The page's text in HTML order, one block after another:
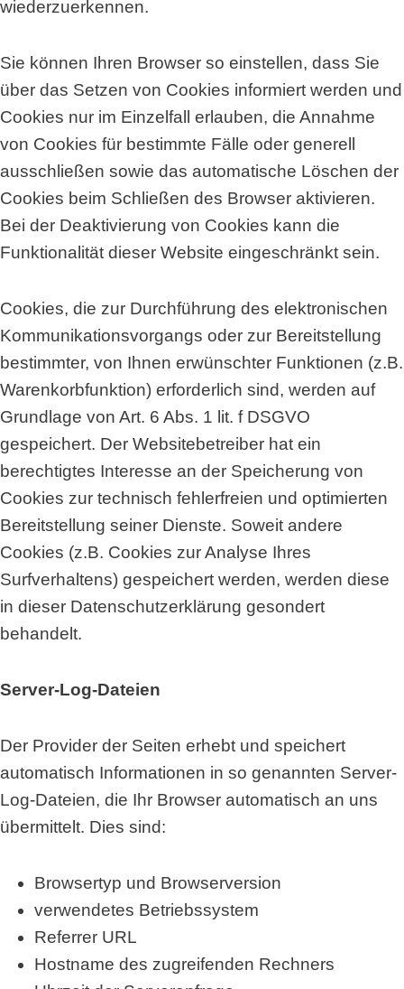
wiederzuerkennen.
Sie können Ihren Browser so einstellen, dass Sie
über das Setzen von Cookies informiert werden und
Cookies nur im Einzelfall erlauben, die Annahme
von Cookies für bestimmte Fälle oder generell
ausschließen sowie das automatische Löschen der
Cookies beim Schließen des Browser aktivieren.
Bei der Deaktivierung von Cookies kann die
Funktionalität dieser Website eingeschränkt sein.
Cookies, die zur Durchführung des elektronischen
Kommunikationsvorgangs oder zur Bereitstellung
bestimmter, von Ihnen erwünschter Funktionen (z.B.
Warenkorbfunktion) erforderlich sind, werden auf
Grundlage von Art. 6 Abs. 1 lit. f DSGVO
gespeichert. Der Websitebetreiber hat ein
berechtigtes Interesse an der Speicherung von
Cookies zur technisch fehlerfreien und optimierten
Bereitstellung seiner Dienste. Soweit andere
Cookies (z.B. Cookies zur Analyse Ihres
Surfverhaltens) gespeichert werden, werden diese
in dieser Datenschutzerklärung gesondert
behandelt.
Server-Log-Dateien
Der Provider der Seiten erhebt und speichert
automatisch Informationen in so genannten Server-
Log-Dateien, die Ihr Browser automatisch an uns
übermittelt. Dies sind:
Browsertyp und Browserversion
verwendetes Betriebssystem
Referrer URL
Hostname des zugreifenden Rechners